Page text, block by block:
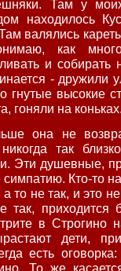
Там у
находилось
валялись
как
и собирать
- дружили
гнутые высокие
гоняли на
она не
так
Эти душевные,
Кто-то
то не так, и это
так, приходится
в Строгино
дети,
есть
То же